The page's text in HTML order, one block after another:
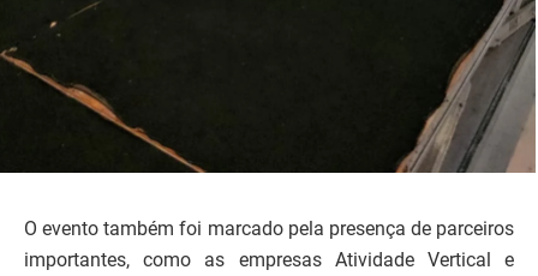
O evento também foi marcado pela presença de parceiros
importantes, como as empresas Atividade Vertical e